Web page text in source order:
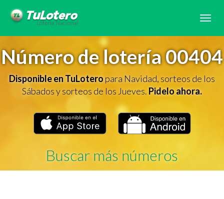
Número de lotería 00404
Disponible en TuLoteropara Navidad, sorteos de los
Sábados y sorteos de los Jueves.Pidelo ahora.
Buscar más números